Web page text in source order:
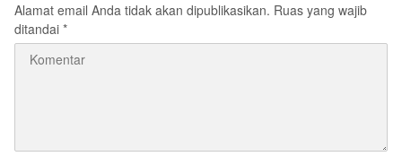
Alamat email Anda tidak akan dipublikasikan. Ruas yang wajib
ditandai *